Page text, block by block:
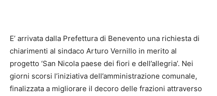
E’ arrivata dalla Prefettura di Benevento una richiesta di
chiarimenti al sindaco Arturo Vernillo in merito al
progetto ‘San Nicola paese dei fiori e dell’allegria’. Nei
giorni scorsi l’iniziativa dell’amministrazione comunale,
finalizzata a migliorare il decoro delle frazioni attraverso